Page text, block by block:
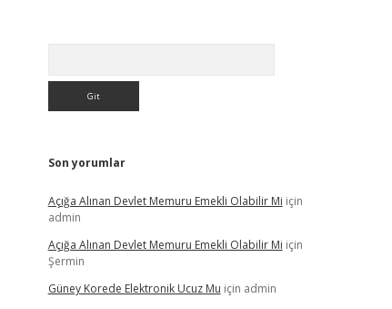
Son yorumlar
Açığa Alınan Devlet Memuru Emekli Olabilir Mi için
admin
Açığa Alınan Devlet Memuru Emekli Olabilir Mi için
Şermin
Güney Korede Elektronik Ucuz Mu için admin